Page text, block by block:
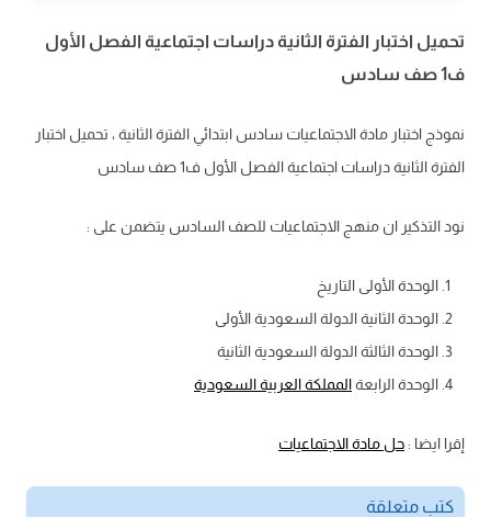
تحميل اختبار الفترة الثانية دراسات اجتماعية الفصل الأول
ف1 صف سادس
نموذج اختبار مادة الاجتماعيات سادس ابتدائي الفترة الثانية ، تحميل اختبار
الفترة الثانية دراسات اجتماعية الفصل الأول ف1 صف سادس
نود التذكير ان منهج الاجتماعيات للصف السادس يتضمن على :
الوحدة الأولى التاريخ
الوحدة الثانية الدولة السعودية الأولى
الوحدة الثالثة الدولة السعودية الثانية
الوحدة الرابعةالمملكة العربية السعودية
إقرا ايضا :حل مادة الاجتماعيات
كتب متعلقة